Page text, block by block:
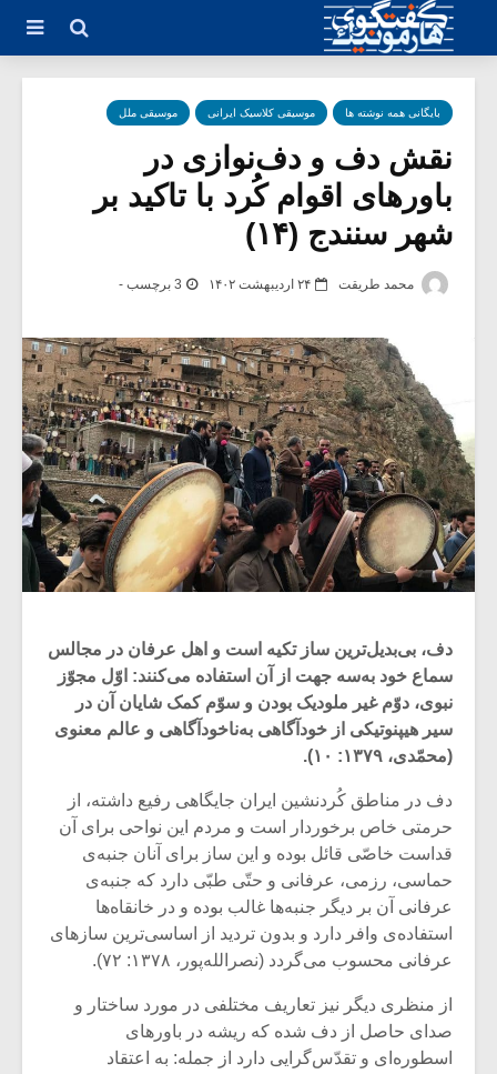
بایگانی همه نوشته ها موسیقی کلاسیک ایرانی موسیقی ملل
نقش دف و دف‌نوازی در
باورهای اقوام کُرد با تاکید بر
شهر سنندج (۱۴)
محمد طریقت ۲۴ اردیبهشت ۱۴۰۲ 3 برچسب -
دف، بی‌بدیل‌ترین ساز تکیه است و اهل عرفان در مجالس
سماع خود به‌سه جهت از آن استفاده می‌کنند: اوّل مجوّز
نبوی، دوّم غیر ملودیک بودن و سوّم کمک شایان آن در
سیر هیپنوتیکی از خودآگاهی به‌ناخودآگاهی و عالم معنوی
(محمّدی، ۱۳۷۹: ۱۰).
دف در مناطق کُردنشین ایران جایگاهی رفیع داشته، از
حرمتی خاص برخوردار است و مردم این نواحی برای آن
قداست خاصّی قائل بوده و این ساز برای آنان جنبه‌ی
حماسی، رزمی، عرفانی و حتّی طبّی دارد که جنبه‌ی
عرفانی آن بر دیگر جنبه‌ها غالب بوده و در خانقاه‌ها
استفاده‌ی وافر دارد و بدون تردید از اساسی‌ترین سازهای
عرفانی محسوب می‌گردد (نصرالله‌پور، ۱۳۷۸: ۷۲).
از منظری دیگر نیز تعاریف مختلفی در مورد ساختار و
صدای حاصل از دف شده که ریشه در باورهای
اسطوره‌ای و تقدّس‌گرایی دارد از جمله: به اعتقاد